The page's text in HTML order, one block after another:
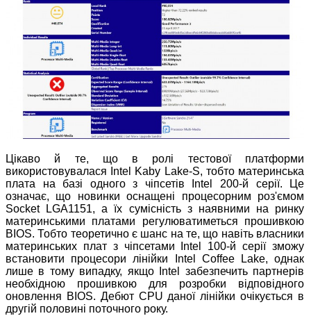
Цікаво й те, що в ролі тестової платформи
використовувалася Intel Kaby Lake-S, тобто материнська
плата на базі одного з чіпсетів Intel 200-й серії. Це
означає, що новинки оснащені процесорним роз'ємом
Socket LGA1151, а їх сумісність з наявними на ринку
материнськими платами регулюватиметься прошивкою
BIOS. Тобто теоретично є шанс на те, що навіть власники
материнських плат з чіпсетами Intel 100-й серії зможу
встановити процесори лінійки Intel Coffee Lake, однак
лише в тому випадку, якщо Intel забезпечить партнерів
необхідною прошивкою для розробки відповідного
оновлення BIOS. Дебют CPU даної лінійки очікується в
другій половині поточного року.